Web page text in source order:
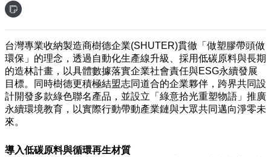
台灣專業收納製造商樹德企業(SHUTER)貫徹「做塑膠帶頭做
環保」的理念，透過自動化生產線升級、採用低碳原料與長期
的造林計畫，以具體數據落實企業社會責任與ESG永續發展
目標。同時樹德更積極結盟志同道合的企業夥伴，跨界共同設
計開發多款綠色聯名產品，並設立「綠意拾光重塑物語」推廣
永續環境教育，以實際行動帶動產業鏈與大眾共同邁向淨零未
來。
導入低碳原料與循環再生材質